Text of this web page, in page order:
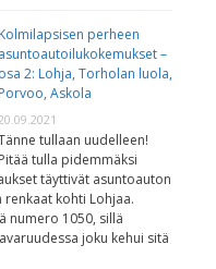
Kolmilapsisen perheen
asuntoautoilukokemukset –
osa 2: Lohja, Torholan luola,
Porvoo, Askola
tullaan uudelleen!
Pitää tulla pidemmäksi
täyttivät asuntoauton
renkaat kohti Lohjaa.
numero 1050, sillä
joku kehui sitä